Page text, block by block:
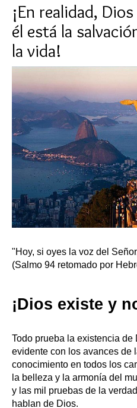
¡En realidad,
él está la
la vida!
"Hoy, si oyes la voz del
(Salmo 94 retomado por
¡Dios existe y
Todo prueba la existencia de
evidente con los avances de
conocimiento en todos los
la belleza y la armonía del
y las mil pruebas de la
hablan de Dios.